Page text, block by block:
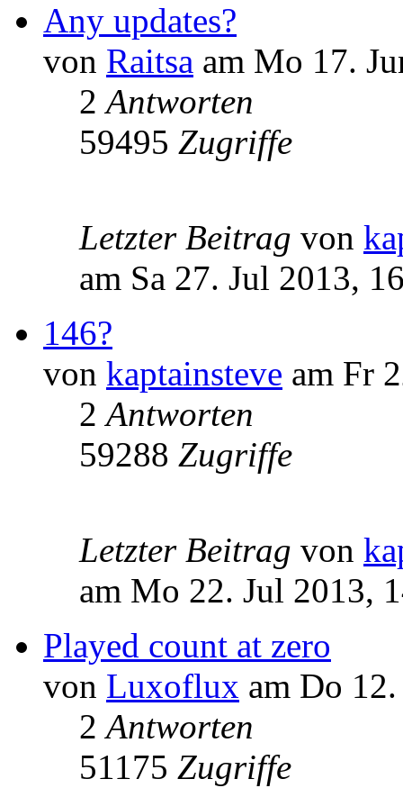
Any updates?
von Raitsa am Mo 17.
2Antworten
59495 Zugriffe
Letzter Beitrag von
am Sa 27. Jul 2013,
146?
von kaptainsteve am Fr
2Antworten
59288 Zugriffe
Letzter Beitrag von
am Mo 22. Jul 2013,
Played count at zero
von Luxoflux am Do
2Antworten
51175 Zugriffe